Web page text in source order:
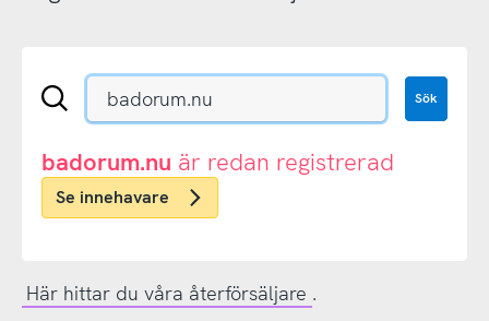
Sök
eller
.nu-
domän
Sök
badorum.nu är redan registrerad
Se innehavare
Här hittar du våra återförsäljare .